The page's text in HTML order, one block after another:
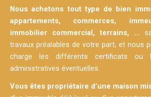
Nous achetons tout type de bien
appartements, commerces,
immobilier commercial, terrains, …
travaux préalables de votre part, et nous
charge les différents certificats ou
administratives éventuelles.
Vous êtes propriétaire d’une maison